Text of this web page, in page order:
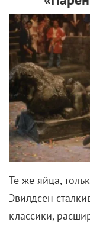
Те же яйца,
Эвилдсен
оказывается,
время его
Окинаву (нет,